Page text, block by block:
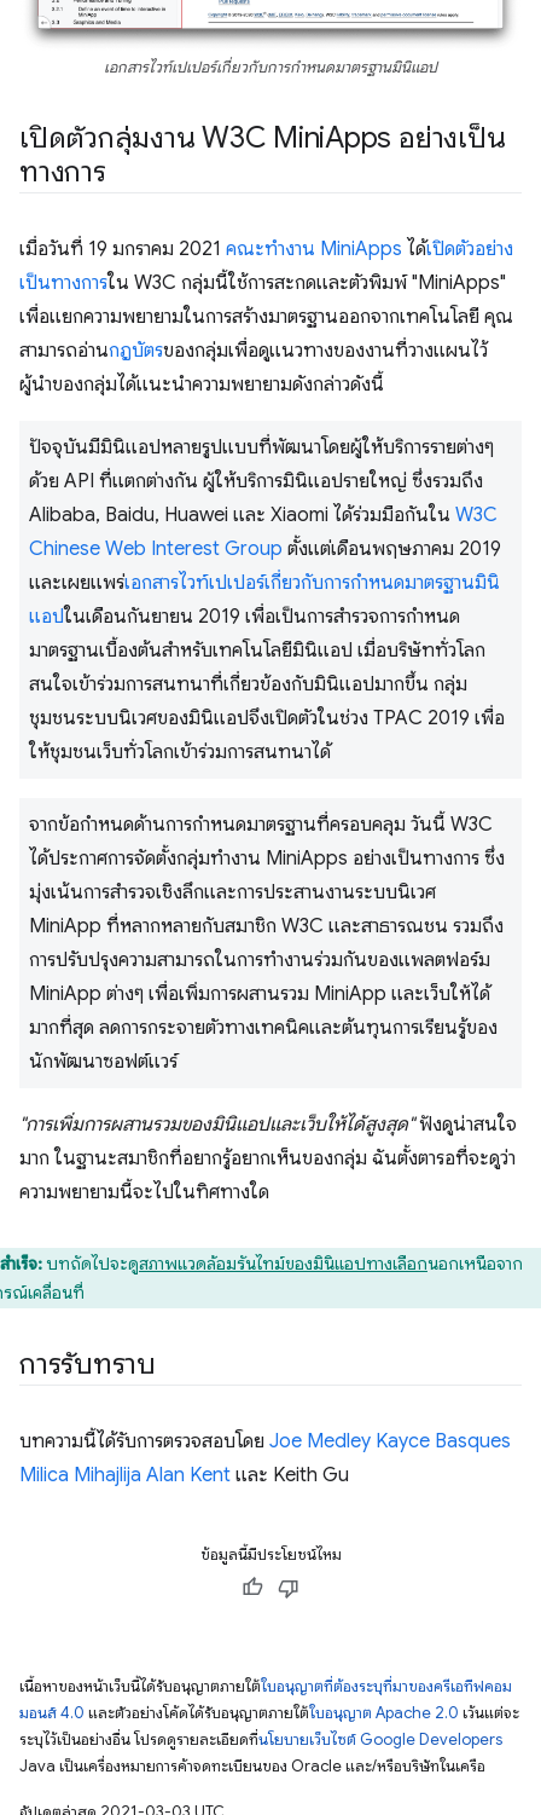
เอกสารไวท์เปเปอร์เกี่ยวกับการกำหนดมาตรฐานมินิแอป
เปิดตัวกลุ่มงาน W3C MiniApps อย่างเป็น
ทางการ
เมื่อวันที่ 19 มกราคม 2021 คณะทำงาน MiniApps ได้เปิดตัวอย่าง
เป็นทางการใน W3C กลุ่มนี้ใช้การสะกดและตัวพิมพ์ "MiniApps"
เพื่อแยกความพยายามในการสร้างมาตรฐานออกจากเทคโนโลยี คุณ
สามารถอ่านกฎบัตรของกลุ่มเพื่อดูแนวทางของงานที่วางแผนไว้
ผู้นำของกลุ่มได้แนะนำความพยายามดังกล่าวดังนี้
ปัจจุบันมีมินิแอปหลายรูปแบบที่พัฒนาโดยผู้ให้บริการรายต่างๆ
ด้วย API ที่แตกต่างกัน ผู้ให้บริการมินิแอปรายใหญ่ ซึ่งรวมถึง
Alibaba, Baidu, Huawei และ Xiaomi ได้ร่วมมือกันใน W3C
Chinese Web Interest Group ตั้งแต่เดือนพฤษภาคม 2019
และเผยแพร่เอกสารไวท์เปเปอร์เกี่ยวกับการกำหนดมาตรฐานมินิ
แอปในเดือนกันยายน 2019 เพื่อเป็นการสำรวจการกำหนด
มาตรฐานเบื้องต้นสำหรับเทคโนโลยีมินิแอป เมื่อบริษัททั่วโลก
สนใจเข้าร่วมการสนทนาที่เกี่ยวข้องกับมินิแอปมากขึ้น กลุ่ม
ชุมชนระบบนิเวศของมินิแอปจึงเปิดตัวในช่วง TPAC 2019 เพื่อ
ให้ชุมชนเว็บทั่วโลกเข้าร่วมการสนทนาได้
จากข้อกำหนดด้านการกำหนดมาตรฐานที่ครอบคลุม วันนี้ W3C
ได้ประกาศการจัดตั้งกลุ่มทำงาน MiniApps อย่างเป็นทางการ ซึ่ง
มุ่งเน้นการสำรวจเชิงลึกและการประสานงานระบบนิเวศ
MiniApp ที่หลากหลายกับสมาชิก W3C และสาธารณชน รวมถึง
การปรับปรุงความสามารถในการทำงานร่วมกันของแพลตฟอร์ม
MiniApp ต่างๆ เพื่อเพิ่มการผสานรวม MiniApp และเว็บให้ได้
มากที่สุด ลดการกระจายตัวทางเทคนิคและต้นทุนการเรียนรู้ของ
นักพัฒนาซอฟต์แวร์
"การเพิ่มการผสานรวมของมินิแอปและเว็บให้ได้สูงสุด"ฟังดูน่าสนใจ
มาก ในฐานะสมาชิกที่อยากรู้อยากเห็นของกลุ่ม ฉันตั้งตารอที่จะดูว่า
ความพยายามนี้จะไปในทิศทางใด
สำเร็จ:บทถัดไปจะดูสภาพแวดล้อมรันไทม์ของมินิแอปทางเลือกนอกเหนือจาก
ณ์เคลื่อนที่
การรับทราบ
บทความนี้ได้รับการตรวจสอบโดย Joe Medley Kayce Basques
Milica Mihajlija Alan Kent และ Keith Gu
ข้อมูลนี้มีประโยชน์ไหม
เนื้อหาของหน้าเว็บนี้ได้รับอนุญาตภายใต้ใบอนุญาตที่ต้องระบุที่มาของครีเอทีฟคอม
มอนส์ 4.0 และตัวอย่างโค้ดได้รับอนุญาตภายใต้ใบอนุญาต Apache 2.0 เว้นแต่จะ
ระบุไว้เป็นอย่างอื่น โปรดดูรายละเอียดที่นโยบายเว็บไซต์ Google Developers
Java เป็นเครื่องหมายการค้าจดทะเบียนของ Oracle และ/หรือบริษัทในเครือ